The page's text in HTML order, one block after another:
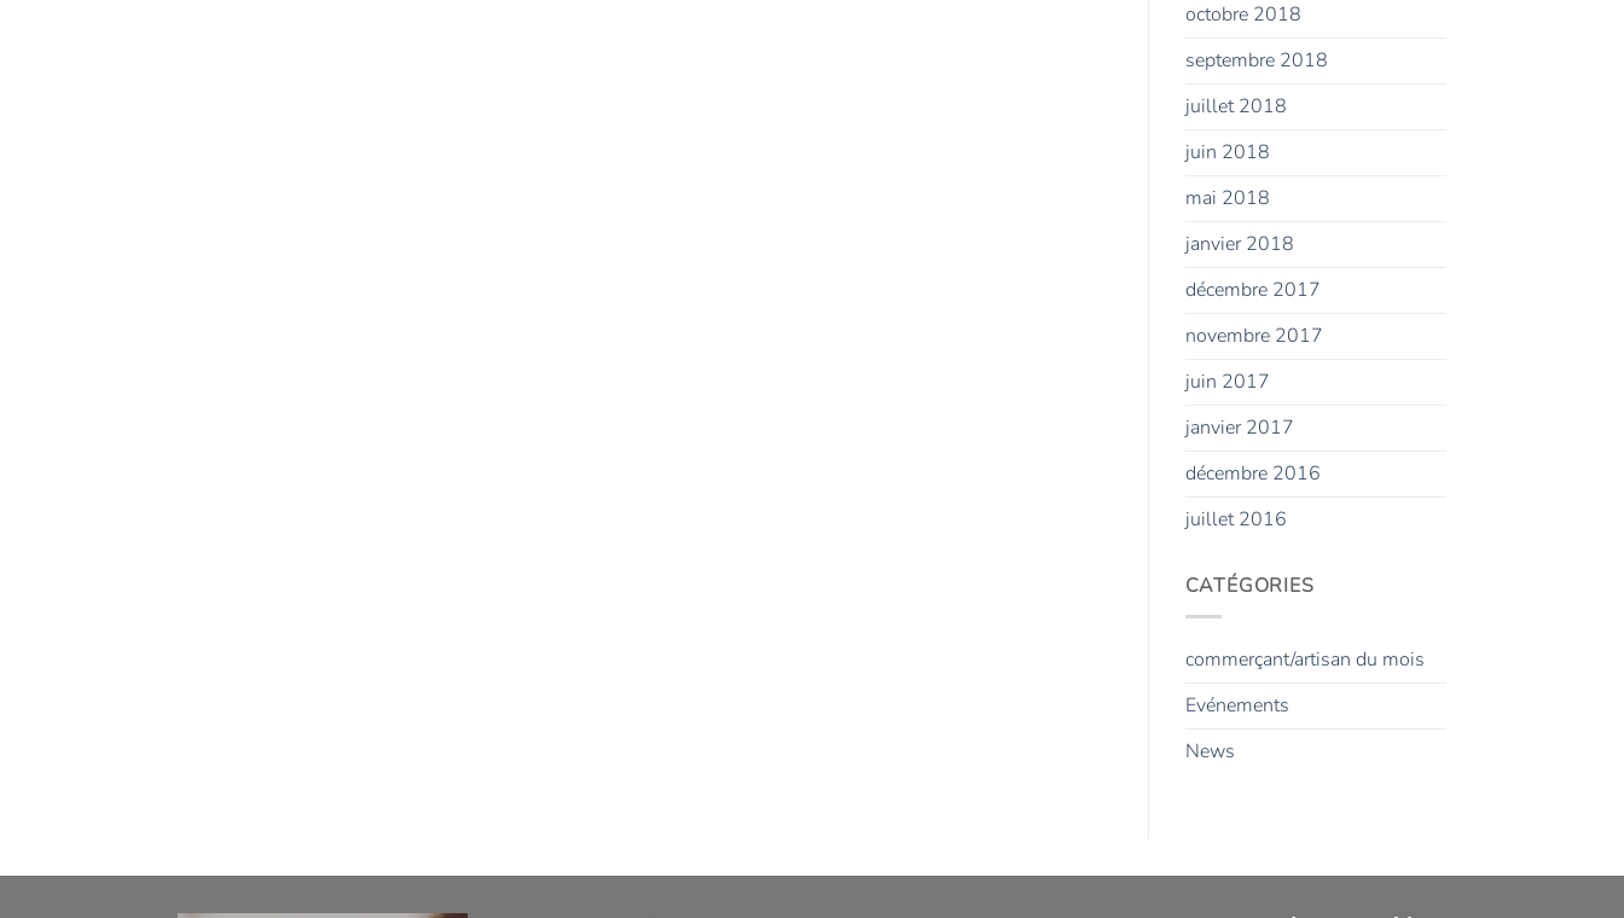
octobre 2018
septembre 2018
juillet 2018
juin 2018
mai 2018
janvier 2018
décembre 2017
novembre 2017
juin 2017
janvier 2017
décembre 2016
juillet 2016
CATÉGORIES
commerçant/artisan du mois
Evénements
News